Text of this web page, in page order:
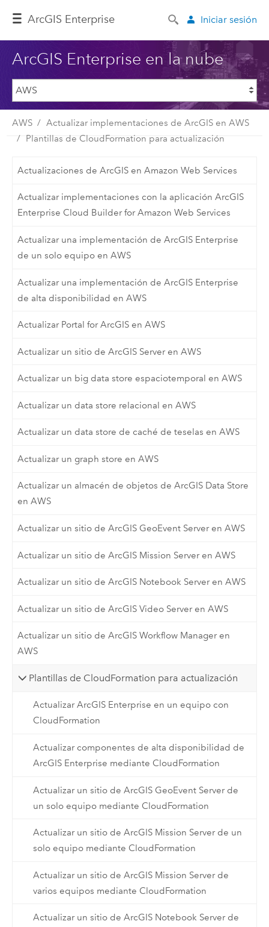
ArcGIS Enterprise Iniciar sesión
ArcGIS Enterprise en la nube
AWS
Actualizar implementaciones de ArcGIS en AWS
Plantillas de CloudFormation para actualización
Actualizaciones de ArcGIS en Amazon Web Services
Actualizar implementaciones con la aplicación ArcGIS
Enterprise Cloud Builder for Amazon Web Services
Actualizar una implementación de ArcGIS Enterprise
de un solo equipo en AWS
Actualizar una implementación de ArcGIS Enterprise
de alta disponibilidad en AWS
Actualizar Portal for ArcGIS en AWS
Actualizar un sitio de ArcGIS Server en AWS
Actualizar un big data store espaciotemporal en AWS
Actualizar un data store relacional en AWS
Actualizar un data store de caché de teselas en AWS
Actualizar un graph store en AWS
Actualizar un almacén de objetos de ArcGIS Data Store
en AWS
Actualizar un sitio de ArcGIS GeoEvent Server en AWS
Actualizar un sitio de ArcGIS Mission Server en AWS
Actualizar un sitio de ArcGIS Notebook Server en AWS
Actualizar un sitio de ArcGIS Video Server en AWS
Actualizar un sitio de ArcGIS Workflow Manager en
AWS
Plantillas de CloudFormation para actualización
Actualizar ArcGIS Enterprise en un equipo con
CloudFormation
Actualizar componentes de alta disponibilidad de
ArcGIS Enterprise mediante CloudFormation
Actualizar un sitio de ArcGIS GeoEvent Server de
un solo equipo mediante CloudFormation
Actualizar un sitio de ArcGIS Mission Server de un
solo equipo mediante CloudFormation
Actualizar un sitio de ArcGIS Mission Server de
varios equipos mediante CloudFormation
Actualizar un sitio de ArcGIS Notebook Server de